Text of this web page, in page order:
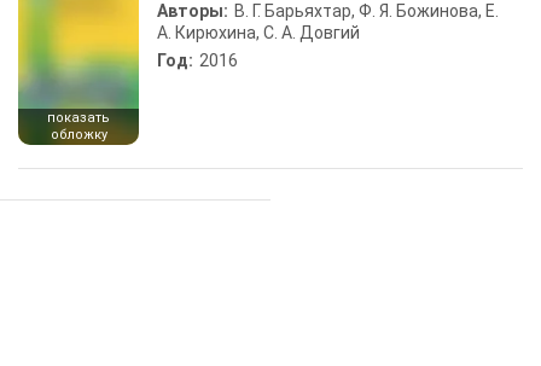
показать
обложку
Авторы: В. Г. Барьяхтар, Ф. Я. Божинова, Е.
А. Кирюхина, С. А. Довгий
Год: 2016